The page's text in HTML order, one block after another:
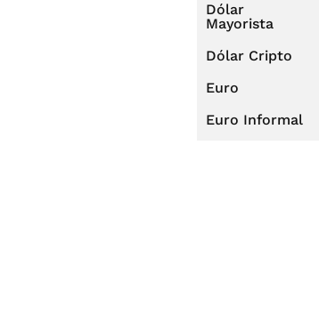
Dólar
Mayorista
Dólar Cripto
Euro
Euro Informal